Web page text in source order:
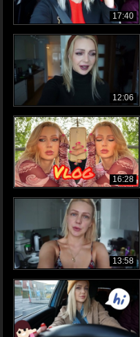
17:40
12:06
16:28
13:58